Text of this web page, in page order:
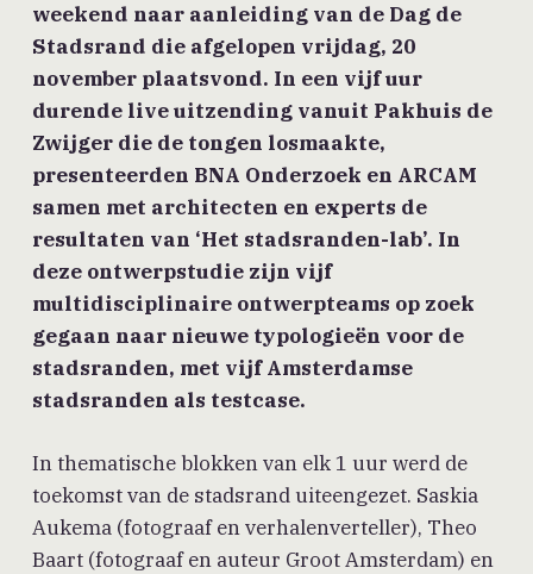
weekend naar aanleiding van de Dag de
Stadsrand die afgelopen vrijdag, 20
november plaatsvond. In een vijf uur
durende live uitzending vanuit Pakhuis de
Zwijger die de tongen losmaakte,
presenteerden BNA Onderzoek en ARCAM
samen met architecten en experts de
resultaten van ‘Het stadsranden-lab’. In
deze ontwerpstudie zijn vijf
multidisciplinaire ontwerpteams op zoek
gegaan naar nieuwe typologieën voor de
stadsranden, met vijf Amsterdamse
stadsranden als testcase.
In thematische blokken van elk 1 uur werd de
toekomst van de stadsrand uiteengezet. Saskia
Aukema (fotograaf en verhalenverteller), Theo
Baart (fotograaf en auteur Groot Amsterdam) en